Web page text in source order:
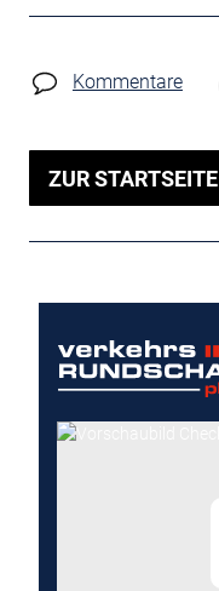
Kommentare
ZUR STARTSEITE